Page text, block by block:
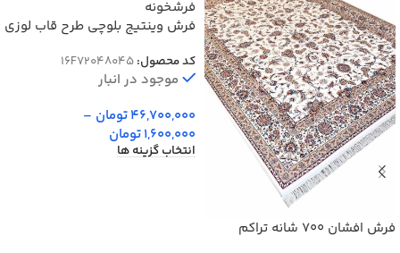
فرش افشان 700 شانه تراکم
فرش وینتیج بلوچی طرح قاب لوزی
کد محصول:16F72048045
موجود در انبار
46,700,000تومان –
1,600,000تومان
انتخاب گزینه ها